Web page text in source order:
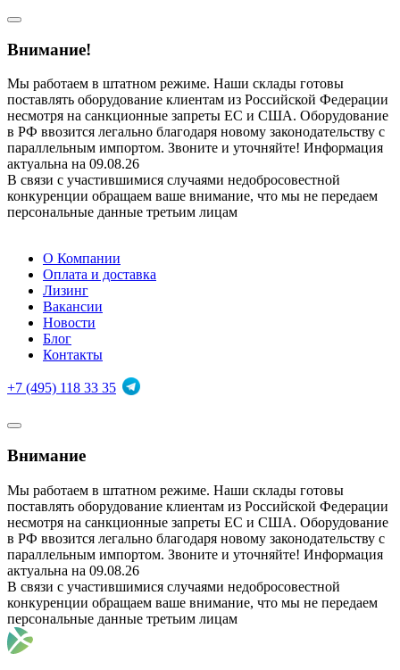
Внимание!
Мы работаем в штатном режиме. Наши склады готовы
поставлять оборудование клиентам из Российской Федерации
несмотря на санкционные запреты ЕС и США. Оборудование
в РФ ввозится легально благодаря новому законодательству с
параллельным импортом. Звоните и уточняйте! Информация
актуальна на 09.08.26
В связи с участившимися случаями недобросовестной
конкуренции обращаем ваше внимание, что мы не передаем
персональные данные третьим лицам
О Компании
Оплата и доставка
Лизинг
Вакансии
Новости
Блог
Контакты
+7 (495) 118 33 35
Внимание
Мы работаем в штатном режиме. Наши склады готовы
поставлять оборудование клиентам из Российской Федерации
несмотря на санкционные запреты ЕС и США. Оборудование
в РФ ввозится легально благодаря новому законодательству с
параллельным импортом. Звоните и уточняйте! Информация
актуальна на 09.08.26
В связи с участившимися случаями недобросовестной
конкуренции обращаем ваше внимание, что мы не передаем
персональные данные третьим лицам